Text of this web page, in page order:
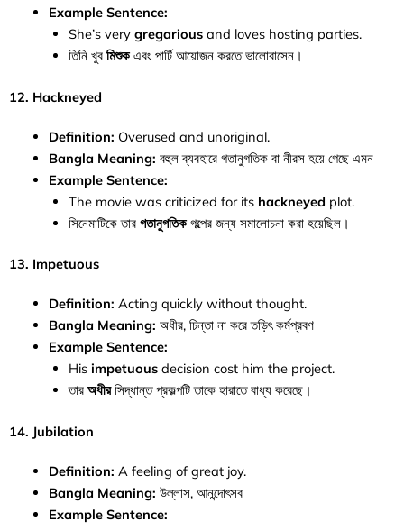
Example Sentence:
She’s very gregariousand loves hosting parties.
তিনি খুব মিশুকএবং পার্টি আয়োজন করতে ভালোবাসেন।
12. Hackneyed
Definition: Overused and unoriginal.
Bangla Meaning: বহুল ব্যবহারে গতানুগতিক বা নীরস হয়ে গেছে এমন
Example Sentence:
The movie was criticized for its hackneyed plot.
সিনেমাটিকে তার গতানুগতিকগল্পের জন্য সমালোচনা করা হয়েছিল।
13. Impetuous
Definition: Acting quickly without thought.
Bangla Meaning: অধীর, চিন্তা না করে তড়িৎ কর্মপ্রবণ
Example Sentence:
His impetuousdecision cost him the project.
তার অধীরসিদ্ধান্ত প্রকল্পটি তাকে হারাতে বাধ্য করেছে।
14. Jubilation
Definition: A feeling of great joy.
Bangla Meaning: উল্লাস, আনন্দোৎসব
Example Sentence: